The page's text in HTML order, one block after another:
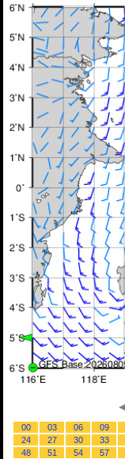
00 03 06 09
24
27 30 33
48
51 54 57